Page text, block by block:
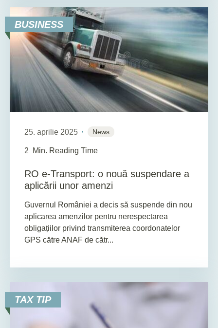
BUSINESS
25. aprilie 2025 News
2 Min. Reading Time
RO e-Transport: o nouă suspendare a
aplicării unor amenzi
Guvernul României a decis să suspende din nou
aplicarea amenzilor pentru nerespectarea
obligațiilor privind transmiterea coordonatelor
GPS către ANAF de cătr...
TAX TIP